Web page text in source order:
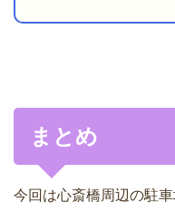
まとめ
今回は心斎橋周辺の駐車